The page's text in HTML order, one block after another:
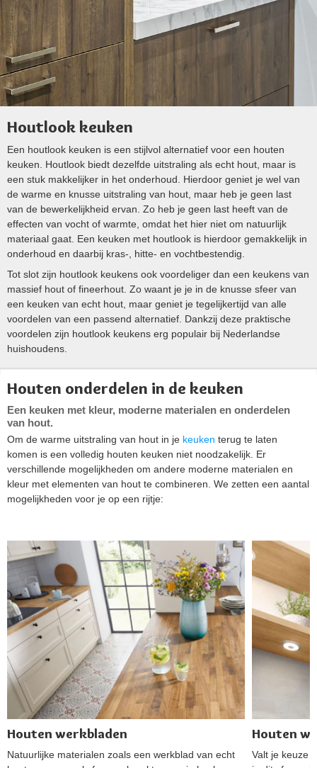
Houtlook keuken
Een houtlook keuken is een stijlvol alternatief voor een houten
keuken. Houtlook biedt dezelfde uitstraling als echt hout, maar is
een stuk makkelijker in het onderhoud. Hierdoor geniet je wel van
de warme en knusse uitstraling van hout, maar heb je geen last
van de bewerkelijkheid ervan. Zo heb je geen last heeft van de
effecten van vocht of warmte, omdat het hier niet om natuurlijk
materiaal gaat. Een keuken met houtlook is hierdoor gemakkelijk in
onderhoud en daarbij kras-, hitte- en vochtbestendig.
Tot slot zijn houtlook keukens ook voordeliger dan een keukens van
massief hout of fineerhout. Zo waant je je in de knusse sfeer van
een keuken van echt hout, maar geniet je tegelijkertijd van alle
voordelen van een passend alternatief. Dankzij deze praktische
voordelen zijn houtlook keukens erg populair bij Nederlandse
huishoudens.
Houten onderdelen in de keuken
Een keuken met kleur, moderne materialen en onderdelen
van hout.
Om de warme uitstraling van hout in je keuken terug te laten
komen is een volledig houten keuken niet noodzakelijk. Er
verschillende mogelijkheden om andere moderne materialen en
kleur met elementen van hout te combineren. We zetten een aantal
mogelijkheden voor je op een rijtje:
Houten werkbladen
Natuurlijke materialen zoals een werkblad van echt
Houten
Valt je keuze